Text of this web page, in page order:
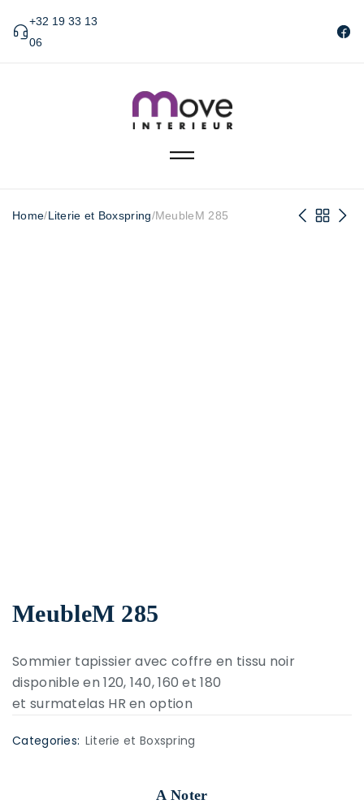
+32 19 33 13
06
Home/Literie et Boxspring/MeubleM 285
MeubleM 285
Sommier tapissier avec coffre en tissu noir
disponible en 120, 140, 160 et 180
et surmatelas HR en option
Categories: Literie et Boxspring
A Noter